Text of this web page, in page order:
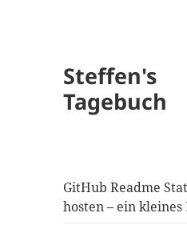
Steffen's
Tagebuch
GitHub Readme
hosten – ein